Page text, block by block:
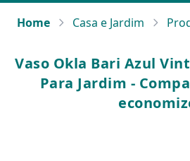
Home Casa e Jardim
Vaso Okla Bari Azul
Para Jardim -